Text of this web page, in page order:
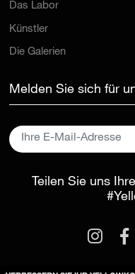
Das Labor
Künstler
Die Galerien
Melden Sie sich für
Teilen Sie uns